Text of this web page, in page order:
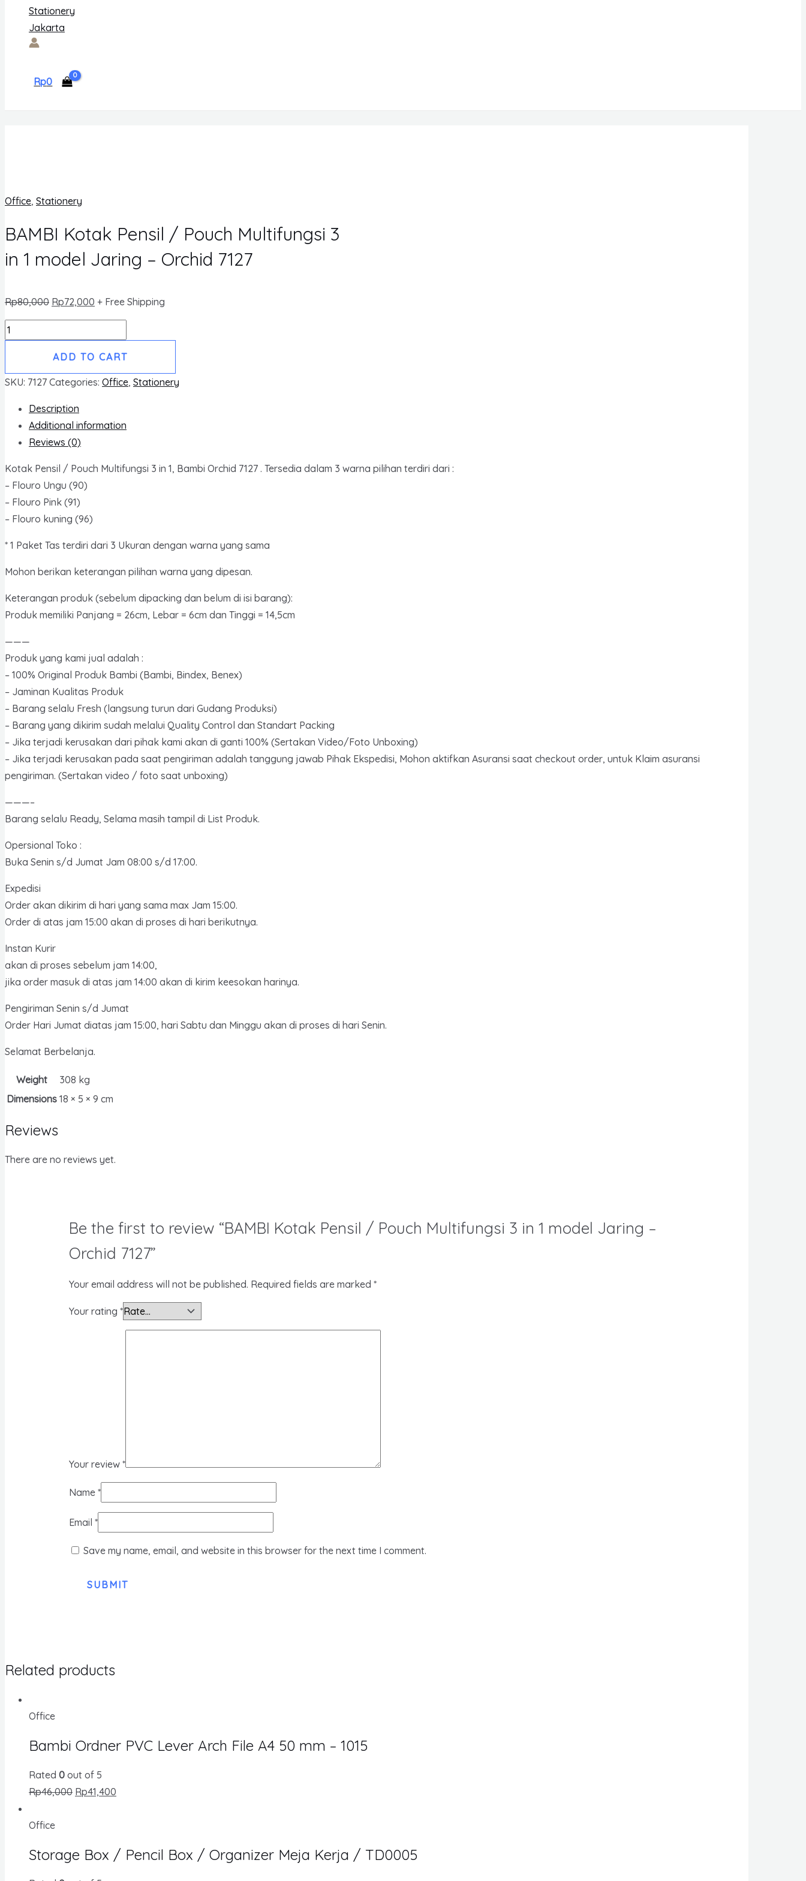
Rp0
Office, Stationery
BAMBI Kotak Pensil / Pouch Multifungsi 3
in 1 model Jaring – Orchid 7127
Rp80,000 Rp72,000 + Free Shipping
BAMBI
Kotak
/
Multifungsi
1
model
Jaring
7127
ADD TO CART
SKU: 7127 Categories: Office, Stationery
Description
Additional information
Reviews (0)
Kotak Pensil / Pouch Multifungsi 3 in 1, Bambi Orchid 7127 . Tersedia dalam 3 warna pilihan terdiri dari :
– Flouro Ungu (90)
– Flouro Pink (91)
– Flouro kuning (96)
* 1 Paket Tas terdiri dari 3 Ukuran dengan warna yang sama
Mohon berikan keterangan pilihan warna yang dipesan.
Keterangan produk (sebelum dipacking dan belum di isi barang):
Produk memiliki Panjang = 26cm, Lebar = 6cm dan Tinggi = 14,5cm
———
Produk yang kami jual adalah :
– 100% Original Produk Bambi (Bambi, Bindex, Benex)
– Jaminan Kualitas Produk
– Barang selalu Fresh (langsung turun dari Gudang Produksi)
– Barang yang dikirim sudah melalui Quality Control dan Standart Packing
– Jika terjadi kerusakan dari pihak kami akan di ganti 100% (Sertakan Video/Foto Unboxing)
– Jika terjadi kerusakan pada saat pengiriman adalah tanggung jawab Pihak Ekspedisi, Mohon aktifkan Asuransi saat checkout order, untuk Klaim asuransi
pengiriman. (Sertakan video / foto saat unboxing)
———–
Barang selalu Ready, Selama masih tampil di List Produk.
Opersional Toko :
Buka Senin s/d Jumat Jam 08:00 s/d 17:00.
Expedisi
Order akan dikirim di hari yang sama max Jam 15:00.
Order di atas jam 15:00 akan di proses di hari berikutnya.
Instan Kurir
akan di proses sebelum jam 14:00,
jika order masuk di atas jam 14:00 akan di kirim keesokan harinya.
Pengiriman Senin s/d Jumat
Order Hari Jumat diatas jam 15:00, hari Sabtu dan Minggu akan di proses di hari Senin.
Selamat Berbelanja.
Weight
308 kg
Dimensions 18 × 5 × 9 cm
Reviews
There are no reviews yet.
Be the first to review “BAMBI Kotak Pensil / Pouch Multifungsi 3 in 1 model Jaring –
Orchid 7127”
Your email address will not be published. Required fields are marked *
Your rating *
Your review *
Name *
Email *
Save my name, email, and website in this browser for the next time I comment.
Related products
Office
Bambi Ordner PVC Lever Arch File A4 50 mm – 1015
Rated 0 out of 5
Rp46,000 Rp41,400
Office
Storage Box / Pencil Box / Organizer Meja Kerja / TD0005